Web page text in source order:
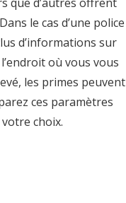
le cas d’une police
d’informations sur
où vous vous
les primes peuvent
ces paramètres
choix.